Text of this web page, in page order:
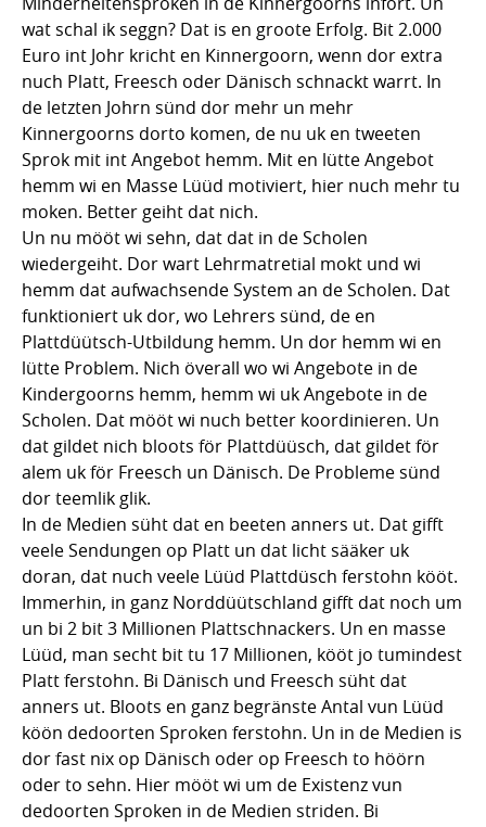
wat schal ik seggn? Dat is en groote Erfolg. Bit 2.000
Euro int Johr kricht en Kinnergoorn, wenn dor extra
nuch Platt, Freesch oder Dänisch schnackt warrt. In
de letzten Johrn sünd dor mehr un mehr
Kinnergoorns dorto komen, de nu uk en tweeten
Sprok mit int Angebot hemm. Mit en lütte Angebot
hemm wi en Masse Lüüd motiviert, hier nuch mehr tu
moken. Better geiht dat nich.
Un nu mööt wi sehn, dat dat in de Scholen
wiedergeiht. Dor wart Lehrmatretial mokt und wi
hemm dat aufwachsende System an de Scholen. Dat
funktioniert uk dor, wo Lehrers sünd, de en
Plattdüütsch-Utbildung hemm. Un dor hemm wi en
lütte Problem. Nich överall wo wi Angebote in de
Kindergoorns hemm, hemm wi uk Angebote in de
Scholen. Dat mööt wi nuch better koordinieren. Un
dat gildet nich bloots för Plattdüüsch, dat gildet för
alem uk för Freesch un Dänisch. De Probleme sünd
dor teemlik glik.
In de Medien süht dat en beeten anners ut. Dat gifft
veele Sendungen op Platt un dat licht sääker uk
doran, dat nuch veele Lüüd Plattdüsch ferstohn kööt.
Immerhin, in ganz Norddüütschland gifft dat noch um
un bi 2 bit 3 Millionen Plattschnackers. Un en masse
Lüüd, man secht bit tu 17 Millionen, kööt jo tumindest
Platt ferstohn. Bi Dänisch und Freesch süht dat
anners ut. Bloots en ganz begränste Antal vun Lüüd
köön dedoorten Sproken ferstohn. Un in de Medien is
dor fast nix op Dänisch oder op Freesch to höörn
oder to sehn. Hier mööt wi um de Existenz vun
dedoorten Sproken in de Medien striden. Bi